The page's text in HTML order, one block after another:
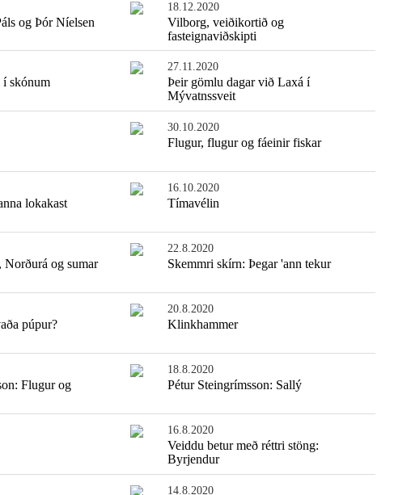
og Þór Níelsen
18.12.2020
Vilborg, veiðikortið og
fasteignaviðskipti
skónum
27.11.2020
Þeir gömlu dagar við Laxá í
Mývatnssveit
30.10.2020
Flugur, flugur og fáeinir fiskar
lokakast
16.10.2020
Tímavélin
Norðurá og sumar
22.8.2020
Skemmri skírn: Þegar 'ann tekur
púpur?
20.8.2020
Klinkhammer
Flugur og
18.8.2020
Pétur Steingrímsson: Sallý
16.8.2020
Veiddu betur með réttri stöng:
Byrjendur
14.8.2020
Einfaldasta fiskisúpan